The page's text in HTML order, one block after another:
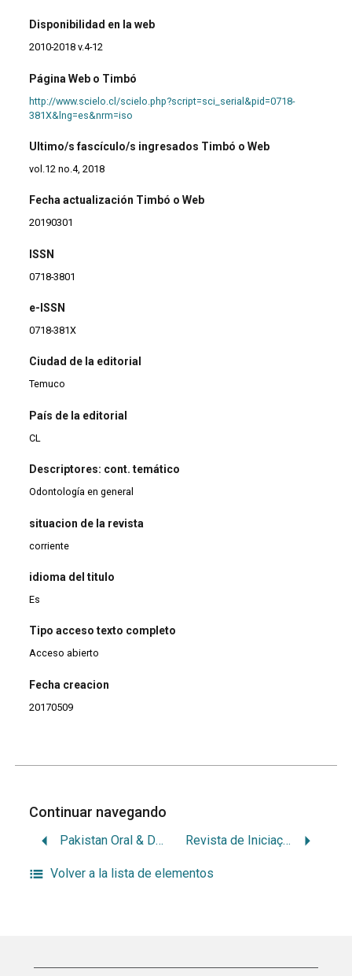
Disponibilidad en la web
2010-2018 v.4-12
Página Web o Timbó
http://www.scielo.cl/scielo.php?script=sci_serial&pid=0718-
381X&lng=es&nrm=iso
Ultimo/s fascículo/s ingresados Timbó o Web
vol.12 no.4, 2018
Fecha actualización Timbó o Web
20190301
ISSN
0718-3801
e-ISSN
0718-381X
Ciudad de la editorial
Temuco
País de la editorial
CL
Descriptores: cont. temático
Odontología en general
situacion de la revista
corriente
idioma del titulo
Es
Tipo acceso texto completo
Acceso abierto
Fecha creacion
20170509
Continuar navegando
Pakistan Oral & Dental Journal Revista de Iniciação Científica em Odontologia
Volver a la lista de elementos